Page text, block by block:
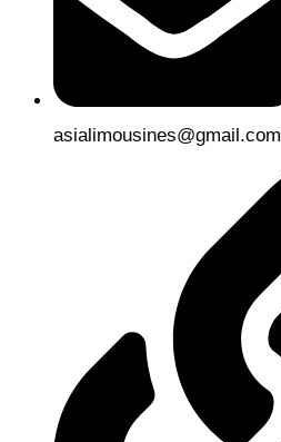
asialimousines@gmail.com